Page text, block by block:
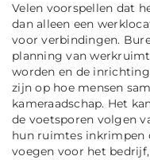
Velen voorspellen dat
dan alleen een
voor verbindingen.
planning van
worden en de
zijn op hoe mensen
kameraadschap. Het
de voetsporen volgen
hun ruimtes inkrimpen
voegen voor het